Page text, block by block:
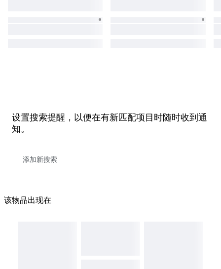
设置搜索提醒，以便在有新匹配项目时随时收到通
知。
该物品出现在